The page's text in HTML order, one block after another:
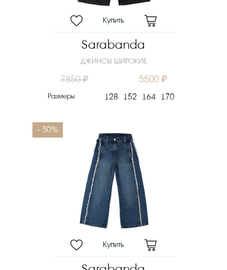
Sarabanda
ДЖИНСЫ ШИРОКИЕ
7850 ₽ 5500 ₽
Размеры 128 152 164 170
- 30%